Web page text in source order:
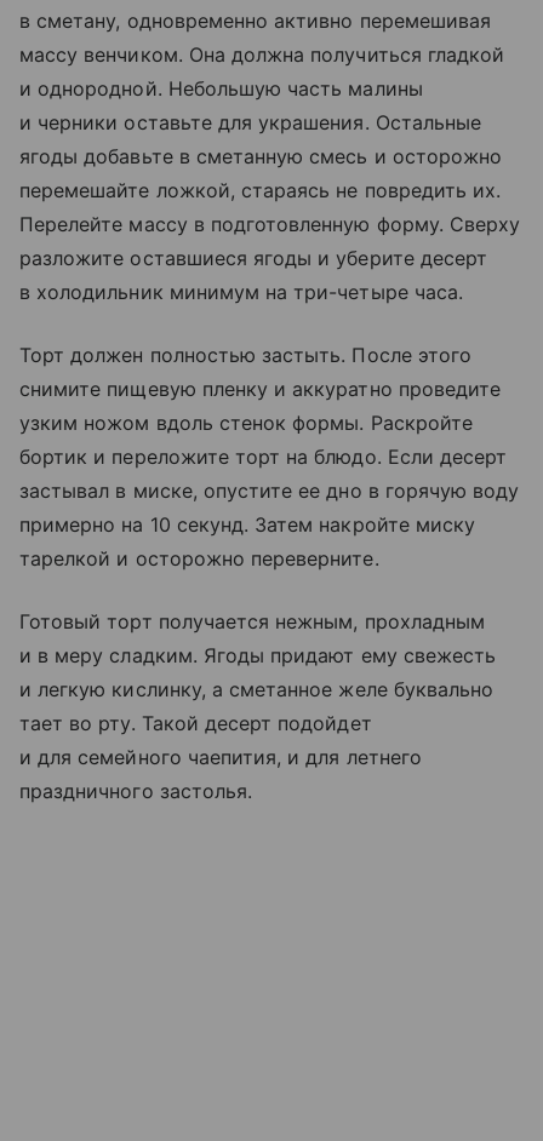
в сметану, одновременно активно перемешивая
массу венчиком. Она должна получиться гладкой
и однородной. Небольшую часть малины
и черники оставьте для украшения. Остальные
ягоды добавьте в сметанную смесь и осторожно
перемешайте ложкой, стараясь не повредить их.
Перелейте массу в подготовленную форму. Сверху
разложите оставшиеся ягоды и уберите десерт
в холодильник минимум на три-четыре часа.
Торт должен полностью застыть. После этого
снимите пищевую пленку и аккуратно проведите
узким ножом вдоль стенок формы. Раскройте
бортик и переложите торт на блюдо. Если десерт
застывал в миске, опустите ее дно в горячую воду
примерно на 10 секунд. Затем накройте миску
тарелкой и осторожно переверните.
Готовый торт получается нежным, прохладным
и в меру сладким. Ягоды придают ему свежесть
и легкую кислинку, а сметанное желе буквально
тает во рту. Такой десерт подойдет
и для семейного чаепития, и для летнего
праздничного застолья.